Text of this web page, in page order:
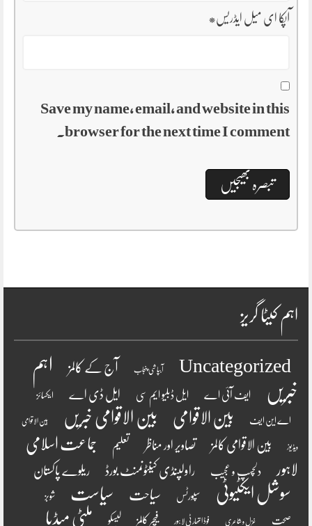
آپکا ای میل ایڈریس*
Save my name, email, and website in this
browser for the next time I comment.
اہم کیٹا گریز
Uncategorized آبپاشی پنجاب آج کے کالمز
اہم
خبریں
ایف آئی اے ایل ڈبلیو ایم سی ایل ڈی اے ایکسائز
اے این ایف بین الاقوامی بین الاقوامی خبریں بین الاقوامی
ویڈیوز بین الاقوامی کالمز تصاویر اور مناظر تعلیم
جماعت اسلامی
لاہور
دلچسپ و عجیب راولپنڈی کینٹونمنٹ بورڈ ریلوے پاکستان
سوشل ایکٹیوٹی سپورٹس سیاحت سیاست شوبز
صحت غزل و شاعری فوڈ اتھارٹی لاہور فیچر کالمز لیسکو ملٹی میڈیا